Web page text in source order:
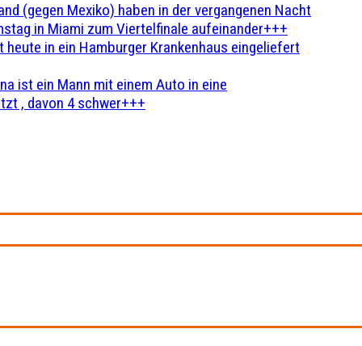
(gegen Mexiko) haben in der vergangenen Nacht
in Miami zum Viertelfinale aufeinander+++
in ein Hamburger Krankenhaus eingeliefert
ist ein Mann mit einem Auto in eine
, davon 4 schwer+++